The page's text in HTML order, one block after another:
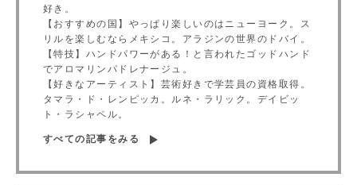
好き。
【おすすめの国】やっぱり楽しいのはニューヨーク。ス
リルを楽しむならメキシコ。アラジンの世界のドバイ。
【特技】ハンドパワーがある！と言われたゴッドハンド
でアロマリンパドレナージュ。
【好きなアーティスト】芸術好きで学芸員の資格取得。
タマラ・ド・レンピッカ。ルネ・ラリック。デイビッ
ト・ラシャペル。
すべての記事をみる